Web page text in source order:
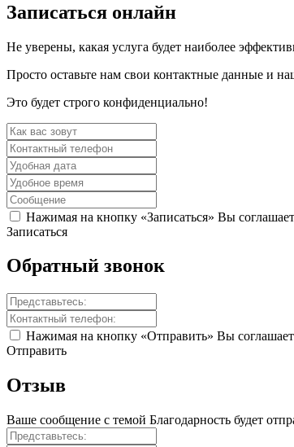
Записаться онлайн
Не уверены, какая услуга будет наиболее
Просто оставьте нам свои контактные данные и
Это будет строго конфиденциально!
Нажимая на кнопку «Записаться» Вы
Записаться
Обратный звонок
Нажимая на кнопку «Отправить» Вы
Отправить
Отзыв
Ваше сообщение с темой Благодарность будет